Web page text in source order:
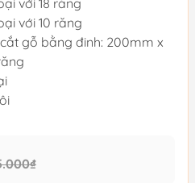
với 10 răng
gỗ bằng đinh: 200mm x